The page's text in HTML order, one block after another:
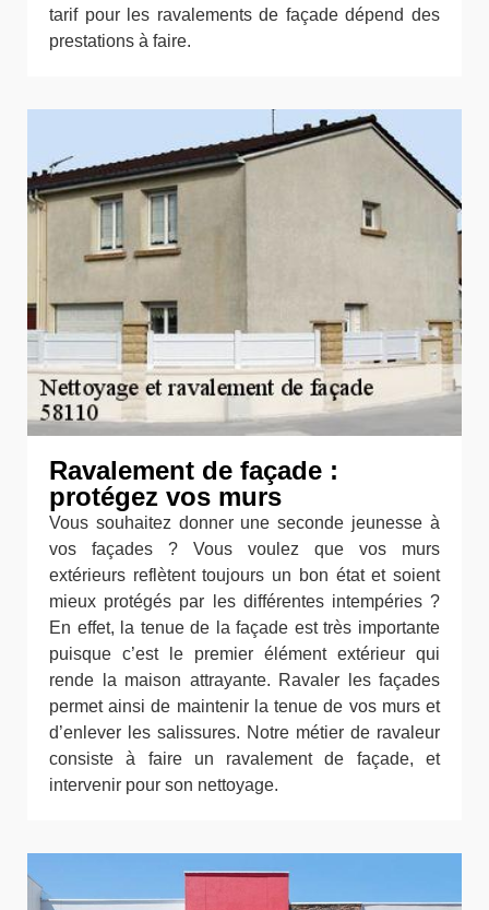
tarif pour les ravalements de façade dépend des
prestations à faire.
Ravalement de façade :
protégez vos murs
Vous souhaitez donner une seconde jeunesse à
vos façades ? Vous voulez que vos murs
extérieurs reflètent toujours un bon état et soient
mieux protégés par les différentes intempéries ?
En effet, la tenue de la façade est très importante
puisque c’est le premier élément extérieur qui
rende la maison attrayante. Ravaler les façades
permet ainsi de maintenir la tenue de vos murs et
d’enlever les salissures. Notre métier de ravaleur
consiste à faire un ravalement de façade, et
intervenir pour son nettoyage.